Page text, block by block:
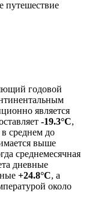
путешествие
годовой
является
-19.3°C,
среднем до
выше
среднемесячная
дневные
+24.8°C, а
около